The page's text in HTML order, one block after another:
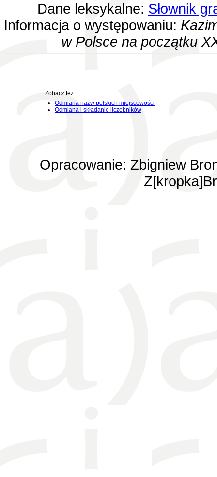
Dane leksykalne: Słownik
Informacja o występowaniu:
w Polsce na początku
Zobacz też:
Odmiana nazw polskich miejscowości
Odmiana i składanie liczebników
Opracowanie: Zbigniew